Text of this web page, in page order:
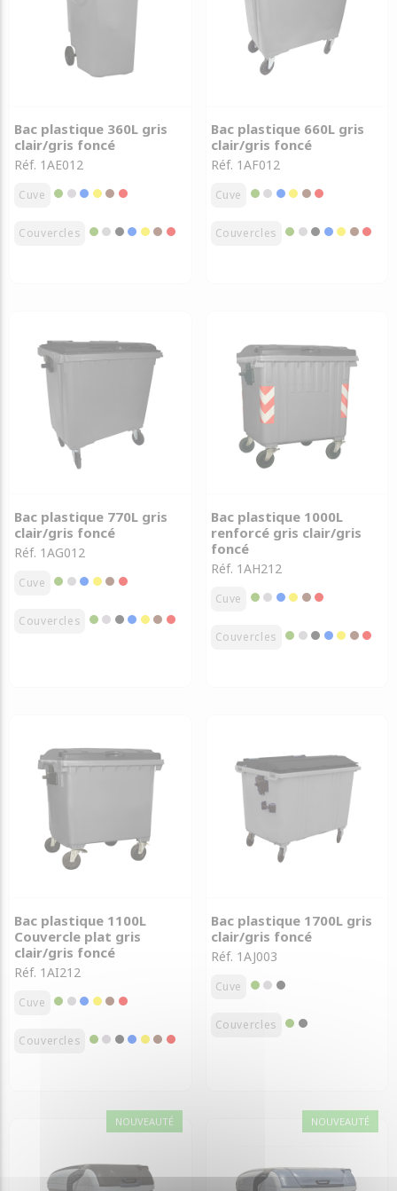
Bac plastique 360L gris
clair/gris foncé
Réf. 1AE012
Cuve
Couvercles
Bac plastique 660L gris
clair/gris foncé
Réf. 1AF012
Cuve
Couvercles
Bac plastique 770L gris
clair/gris foncé
Réf. 1AG012
Cuve
Couvercles
Bac plastique 1000L
renforcé gris clair/gris
foncé
Réf. 1AH212
Cuve
Couvercles
Bac plastique 1100L
Couvercle plat gris
clair/gris foncé
Réf. 1AI212
Cuve
Couvercles
Bac plastique 1700L gris
clair/gris foncé
Réf. 1AJ003
Cuve
Couvercles
NOUVEAUTÉ NOUVEAUTÉ